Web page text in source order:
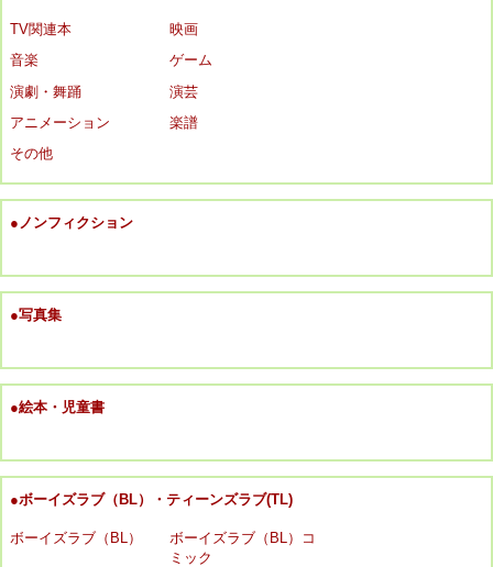
TV関連本
映画
音楽
ゲーム
演劇・舞踊
演芸
アニメーション
楽譜
その他
●ノンフィクション
●写真集
●絵本・児童書
●ボーイズラブ（BL）・ティーンズラブ(TL)
ボーイズラブ（BL）
ボーイズラブ（BL）コ
ミック